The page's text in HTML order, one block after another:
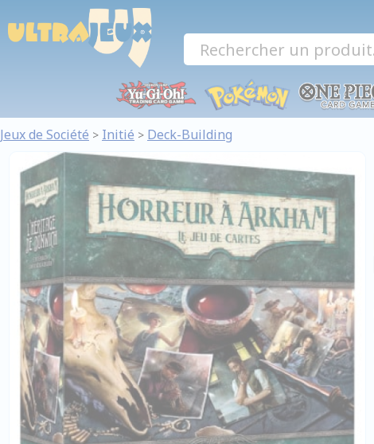
Jeux de Société > Initié > Deck-Building
Panneau de gestion des cookies